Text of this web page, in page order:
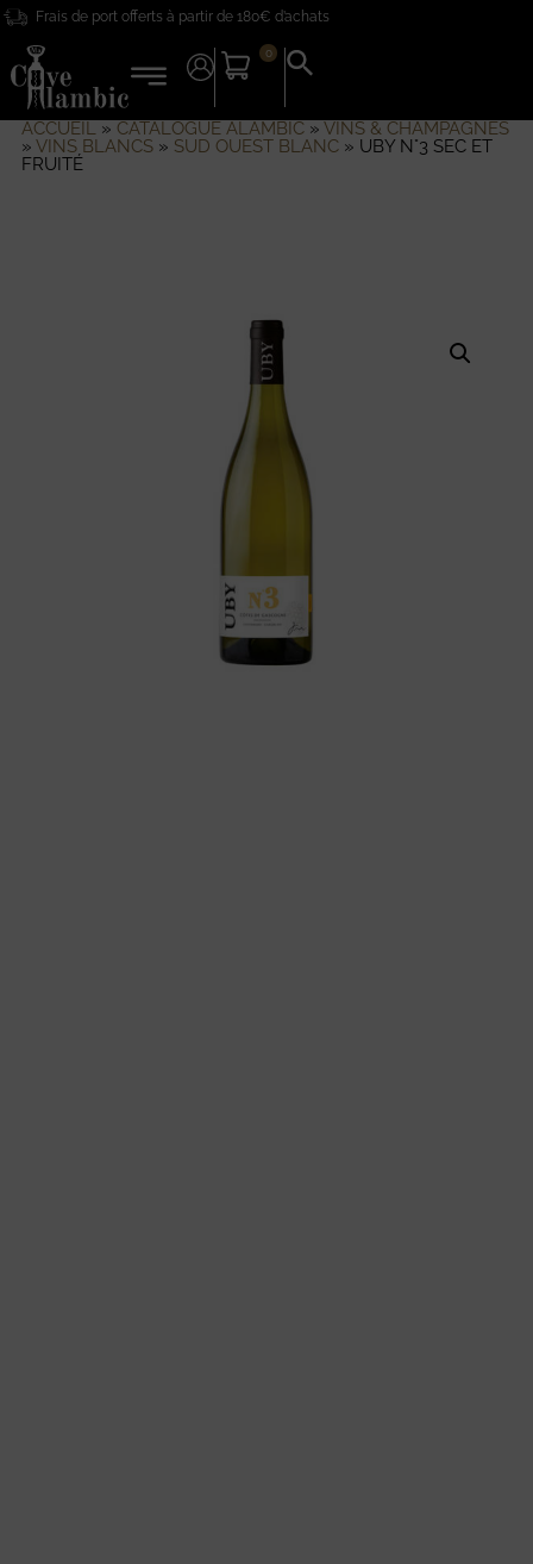
Frais de port offerts à partir de 180€ d’achats
0
Search
for:
ACCUEIL» CATALOGUE ALAMBIC» VINS & CHAMPAGNES
» VINS BLANCS» SUD OUEST BLANC» UBY N°3 SEC ET
FRUITÉ